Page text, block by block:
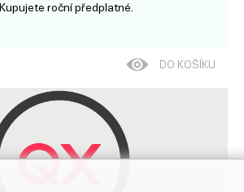
Kupujete roční předplatné.
DO KOŠÍKU